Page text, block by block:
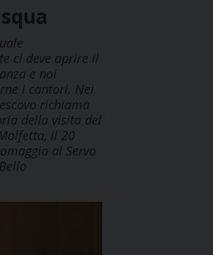
ci deve aprire il
e noi
i cantori. Nei
richiama
della visita del
il 20
al Servo